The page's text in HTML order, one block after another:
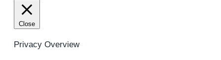
Close
Privacy Overview